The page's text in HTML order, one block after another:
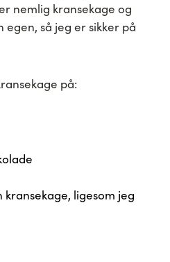
nemlig kransekage og
så jeg er sikker på
på:
ligesom jeg